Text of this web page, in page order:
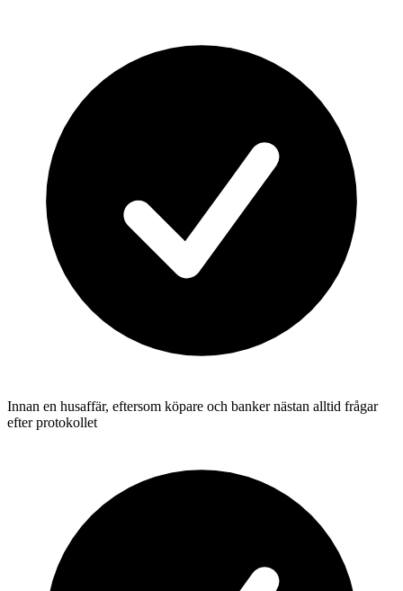
Innan en husaffär, eftersom köpare och banker nästan alltid frågar
efter protokollet